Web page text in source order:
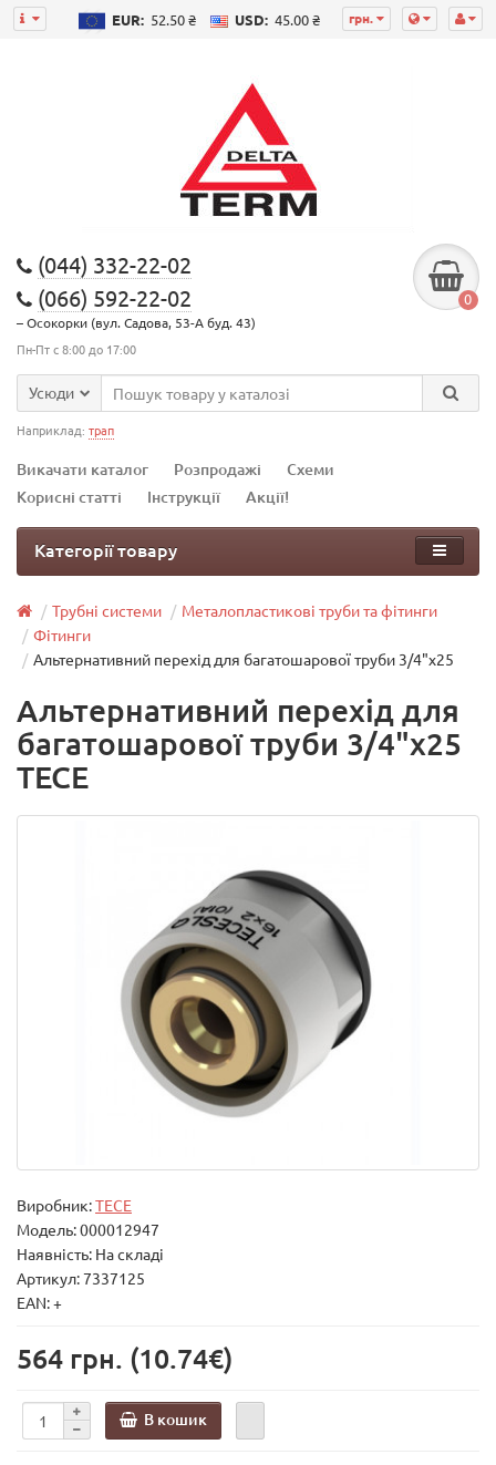
грн.
EUR: 52.50 ₴ USD: 45.00 ₴
(044) 332-22-02
(066) 592-22-02
– Осокорки (вул. Садова, 53-А буд. 43)
Пн-Пт с 8:00 до 17:00
0
Усюди
Наприклад: трап
Викачати каталог Розпродажі
Схеми
Корисні статті
Інструкції Акції!
Категорії товару
Трубні системи
Металопластикові труби та фітинги
Фітинги
Альтернативний перехід для багатошарової труби 3/4"х25
Альтернативний перехід для
багатошарової труби 3/4"х25
TECE
Виробник:TECE
Модель:000012947
Наявність: На складі
Артикул: 7337125
EAN: +
564 грн. (10.74€)
В кошик